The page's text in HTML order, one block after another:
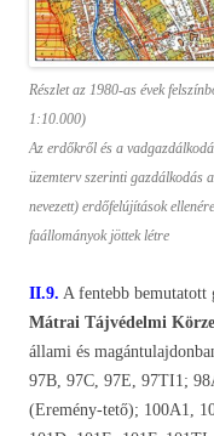
Részlet az 1980-as évek
1:10.000)
Az erdőkről és a
üzemterv szerinti gazdálkodás
nevezett) erdőfelújítások
faállományok jöttek létre
II.9. A fentebb bemutatott
Mátrai Tájvédelmi
állami és
97B, 97C, 97E, 97TI1;
(Eremény-tető); 100A1,